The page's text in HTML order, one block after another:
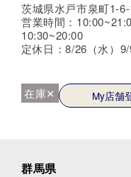
茨城県水戸市泉町1-
営業時間：
10:30~20:00
定休日：8/26（水）9/
在庫✕ My店舗
群馬県